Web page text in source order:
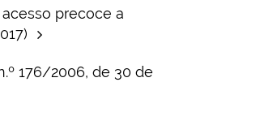
precoce a
176/2006, de 30 de